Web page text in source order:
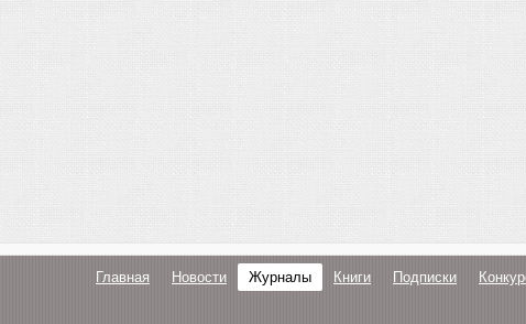
Главная Новости Журналы Книги Подписки